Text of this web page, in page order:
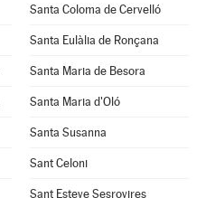
Santa Coloma de Cervelló
Santa Eulàlia de Ronçana
Santa Maria de Besora
Santa Maria d'Oló
Santa Susanna
Sant Celoni
Sant Esteve Sesrovires